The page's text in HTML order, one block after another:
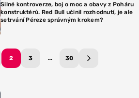
Silné kontroverze, boj o moc a obavy z Poháru
konstruktérů. Red Bull učinil rozhodnutí, je ale
setrvání Péreze správným krokem?
2 3 … 30